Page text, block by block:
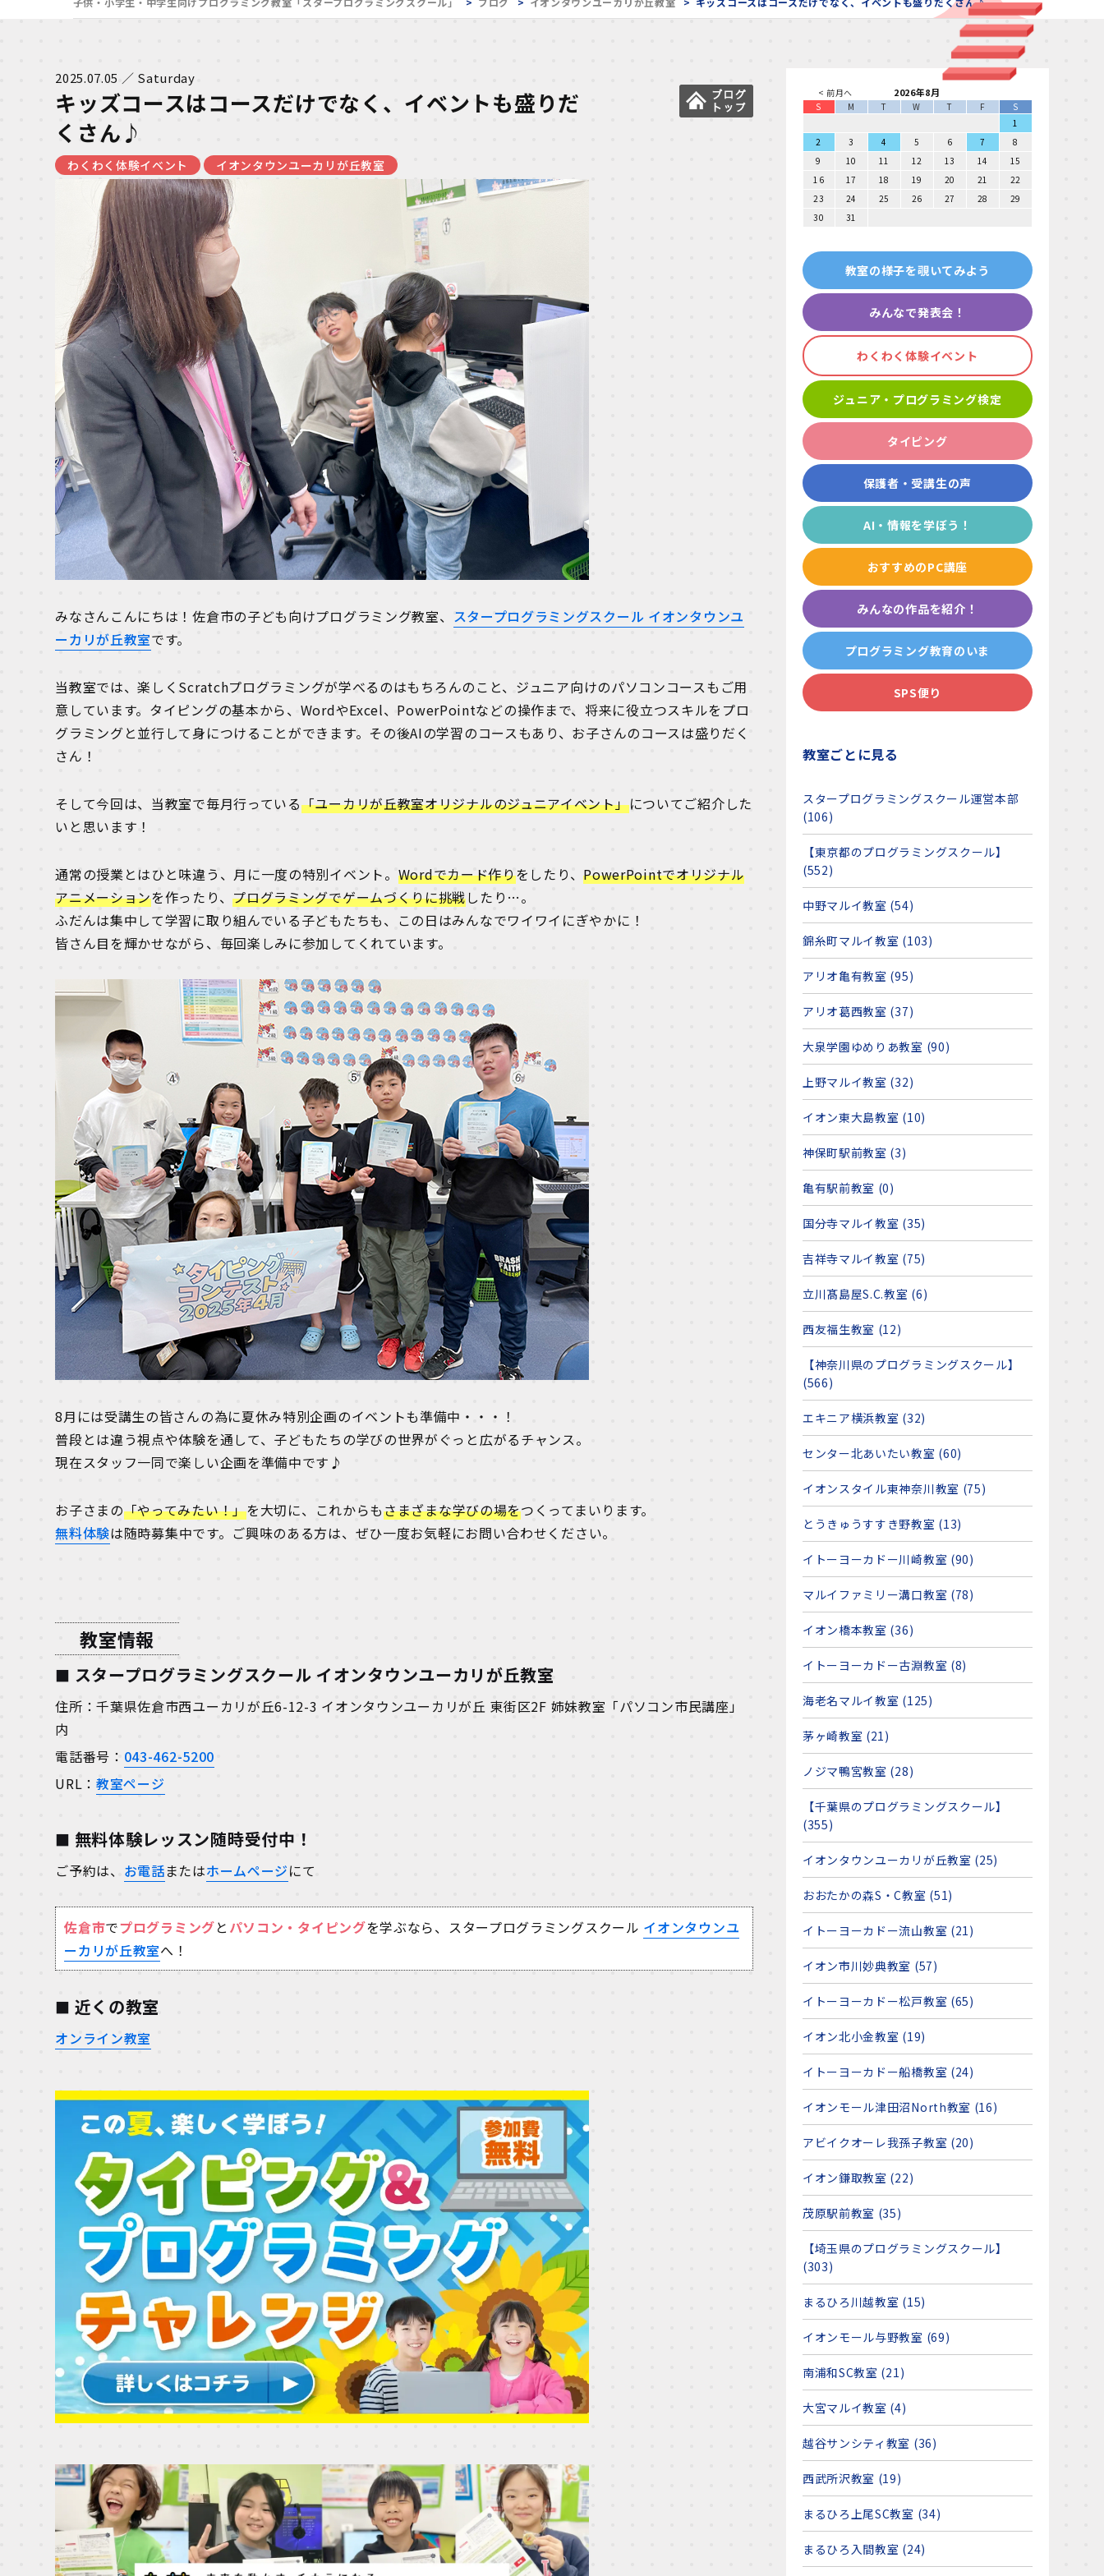
2025.07.05 ／ Saturday
キッズコースはコースだけでなく、イベントも盛りだ
くさん♪
わくわく体験イベント イオンタウンユーカリが丘教室
みなさんこんにちは！佐倉市の子ども向けプログラミング教室、 スタープログラミングスクール イオンタウンユ
ーカリが丘教室です。
当教室では、楽しくScratchプログラミングが学べるのはもちろんのこと、ジュニア向けのパソコンコースもご用
意しています。タイピングの基本から、WordやExcel、PowerPointなどの操作まで、将来に役立つスキルをプロ
グラミングと並行して身につけることができます。その後AIの学習のコースもあり、お子さんのコースは盛りだく
さん！
そして今回は、当教室で毎月行っている「ユーカリが丘教室オリジナルのジュニアイベント」についてご紹介した
いと思います！
通常の授業とはひと味違う、月に一度の特別イベント。 Wordでカード作りをしたり、PowerPointでオリジナル
アニメーションを作ったり、プログラミングでゲームづくりに挑戦したり…。
ふだんは集中して学習に取り組んでいる子どもたちも、この日はみんなでワイワイにぎやかに！
皆さん目を輝かせながら、毎回楽しみに参加してくれています。
8月には受講生の皆さんの為に夏休み特別企画のイベントも準備中・・・！
普段とは違う視点や体験を通して、子どもたちの学びの世界がぐっと広がるチャンス。
現在スタッフ一同で楽しい企画を準備中です♪
お子さまの「やってみたい！」を大切に、これからもさまざまな学びの場をつくってまいります。
無料体験は随時募集中です。ご興味のある方は、ぜひ一度お気軽にお問い合わせください。
教室情報
スタープログラミングスクール イオンタウンユーカリが丘教室
住所：千葉県佐倉市西ユーカリが丘6-12-3 イオンタウンユーカリが丘 東街区2F 姉妹教室「パソコン市民講座」
内
電話番号： 043-462-5200
URL： 教室ページ
無料体験レッスン随時受付中！
ご予約は、 お電話またはホームページにて
佐倉市でプログラミングと パソコン・タイピングを学ぶなら、スタープログラミングスクール イオンタウンユ
ーカリが丘教室へ！
近くの教室
オンライン教室
< 前月へ 2026年8月
S M T W T F
S
1
2
3 4 5 6 7
8
9
10 11 12 13 14
15
16
17 18 19 20 21
22
23
24 25 26 27 28
29
30
31
教室の様子を覗いてみよう
みんなで発表会！
わくわく体験イベント
ジュニア・プログラミング検定
タイピング
保護者・受講生の声
AI・情報を学ぼう！
おすすめのPC講座
みんなの作品を紹介！
プログラミング教育のいま
SPS便り
教室ごとに見る
スタープログラミングスクール運営本部
(106)
【東京都のプログラミングスクール】
(552)
中野マルイ教室 (54)
錦糸町マルイ教室 (103)
アリオ亀有教室 (95)
アリオ葛西教室 (37)
大泉学園ゆめりあ教室 (90)
上野マルイ教室 (32)
イオン東大島教室 (10)
神保町駅前教室 (3)
亀有駅前教室 (0)
国分寺マルイ教室 (35)
吉祥寺マルイ教室 (75)
立川髙島屋S.C.教室 (6)
西友福生教室 (12)
【神奈川県のプログラミングスクール】
(566)
エキニア横浜教室 (32)
センター北あいたい教室 (60)
イオンスタイル東神奈川教室 (75)
とうきゅうすすき野教室 (13)
イトーヨーカドー川崎教室 (90)
マルイファミリー溝口教室 (78)
イオン橋本教室 (36)
イトーヨーカドー古淵教室 (8)
海老名マルイ教室 (125)
茅ヶ崎教室 (21)
ノジマ鴨宮教室 (28)
【千葉県のプログラミングスクール】
(355)
イオンタウンユーカリが丘教室 (25)
おおたかの森S・C教室 (51)
イトーヨーカドー流山教室 (21)
イオン市川妙典教室 (57)
イトーヨーカドー松戸教室 (65)
イオン北小金教室 (19)
イトーヨーカドー船橋教室 (24)
イオンモール津田沼North教室 (16)
アビイクオーレ我孫子教室 (20)
イオン鎌取教室 (22)
茂原駅前教室 (35)
【埼玉県のプログラミングスクール】
(303)
まるひろ川越教室 (15)
イオンモール与野教室 (69)
南浦和SC教室 (21)
大宮マルイ教室 (4)
越谷サンシティ教室 (36)
西武所沢教室 (19)
まるひろ上尾SC教室 (34)
まるひろ入間教室 (24)